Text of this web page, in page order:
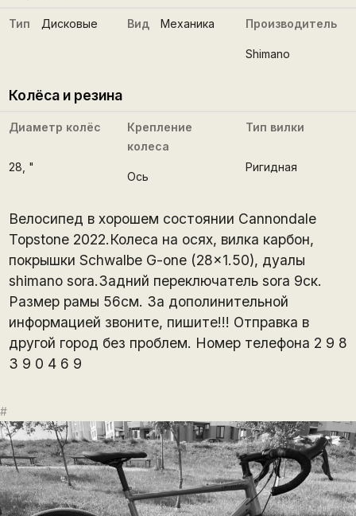
Тип Дисковые Вид Механика Производитель
Shimano
Колёса и резина
Диаметр колёс
28 , "
Крепление
колеса
Ось
Тип вилки
Ригидная
Велосипед в хорошем состоянии Cannondale
Topstone 2022.Колеса на осях, вилка карбон,
покрышки Schwalbe G-one (28x1.50), дуалы
shimano sora.Задний переключатель sora 9ск.
Размер рамы 56см. За дополинительной
информацией звоните, пишите!!! Отправка в
другой город без проблем. Номер телефона 2 9 8
3 9 0 4 6 9
#